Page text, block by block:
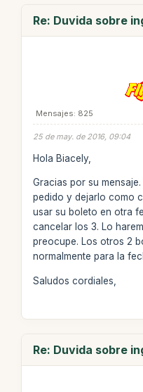
Re: Duvida sobre
Mensajes: 825
25 de may. de 2016, 09:04
Hola Biacely,
Gracias por su
pedido y dejarlo como
usar su boleto en otra
cancelar los 3. Lo
preocupe. Los otros 2
normalmente para la
Saludos cordiales,
Re: Duvida sobre